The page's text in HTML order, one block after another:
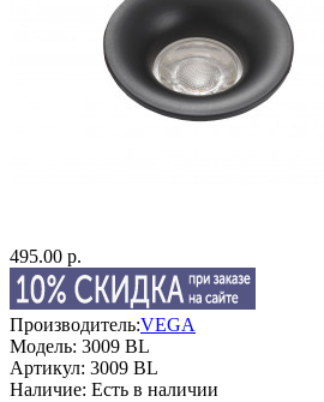
495.00 р.
Производитель:VEGA
Модель: 3009 BL
Артикул: 3009 BL
Наличие: Есть в наличии